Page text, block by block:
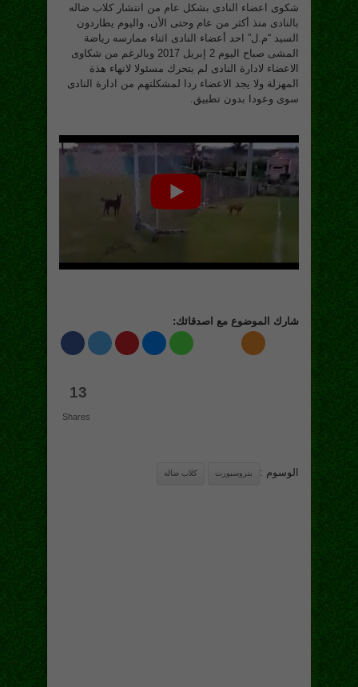
شكوى اعضاء النادى بشكل عام من انتشار كلاب ضاله
بالنادى منذ أكثر من عام وحتى الأن، واليوم يطاردون
السيد “م.ل” احد أعضاء النادى اثناء ممارسه رياضة
المشى صباح اليوم 2 إبريل 2017 وبالرغم من شكاوى
الاعضاء لادارة النادى لم يتحرك مسئولا لانهاء هذة
المهزلة ولا يجد الاعضاء ردا لمشكلتهم من ادارة النادى
سوى وعودا بدون تطبيق.
شارك الموضوع مع اصدقائك:
13
Shares
الوسوم : بتروسبورت كلاب ضاله